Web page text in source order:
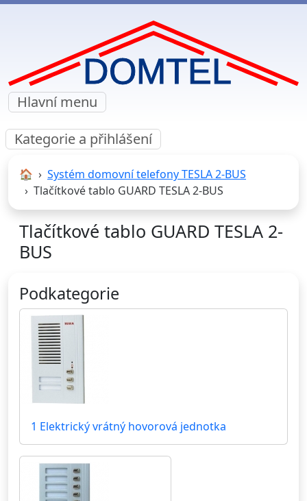
Hlavní menu
Kategorie a přihlášení
🏠︎
Systém domovní telefony TESLA 2-BUS
Tlačítkové tablo GUARD TESLA 2-BUS
Tlačítkové tablo GUARD TESLA 2-
BUS
Podkategorie
1 Elektrický vrátný hovorová jednotka